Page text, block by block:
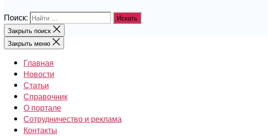
Поиск:
Закрыть поиск
Закрыть меню
Главная
Новости
Статьи
Справочник
О портале
Сотрудничество и реклама
Контакты